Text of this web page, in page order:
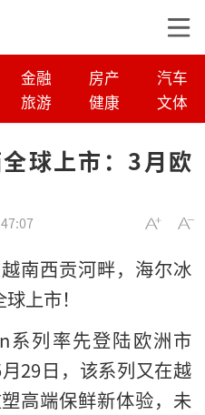
金融 房产
汽车
旅游 健康 文体
球上市：3月欧
南西贡河畔，海尔冰
上市！
系列率先登陆欧洲市
29日，该系列又在越
高端保鲜新体验，未